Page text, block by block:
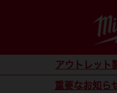
コンテンツにスキップ
アウトレット
重要なお知